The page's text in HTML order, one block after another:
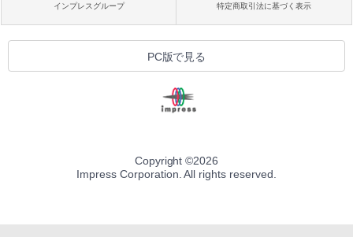
インプレスグループ 特定商取引法に基づく表示
PC版で見る
Copyright ©2026
Impress Corporation. All rights reserved.